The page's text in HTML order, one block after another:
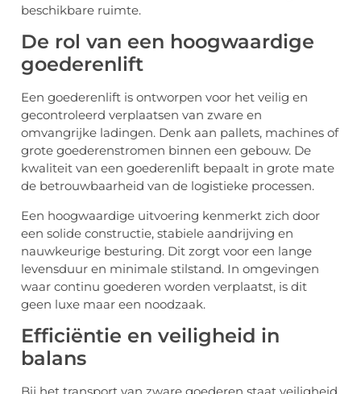
beschikbare ruimte.
De rol van een hoogwaardige
goederenlift
Een goederenlift is ontworpen voor het veilig en
gecontroleerd verplaatsen van zware en
omvangrijke ladingen. Denk aan pallets, machines of
grote goederenstromen binnen een gebouw. De
kwaliteit van een goederenlift bepaalt in grote mate
de betrouwbaarheid van de logistieke processen.
Een hoogwaardige uitvoering kenmerkt zich door
een solide constructie, stabiele aandrijving en
nauwkeurige besturing. Dit zorgt voor een lange
levensduur en minimale stilstand. In omgevingen
waar continu goederen worden verplaatst, is dit
geen luxe maar een noodzaak.
Efficiëntie en veiligheid in
balans